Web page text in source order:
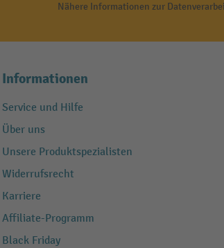
Nähere Informationen zur
Informationen
Service und Hilfe
Über uns
Unsere Produktspezialisten
Widerrufsrecht
Karriere
Affiliate-Programm
Black Friday